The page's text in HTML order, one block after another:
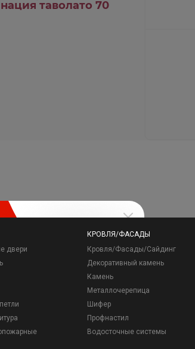
таволато 70
двери
КРОВЛЯ/ФАСАДЫ
Кровля/Фасады/Сайдинг
Декоративный камень
Камень
Металлочерепица
Шифер
Профнастил
Водосточные системы